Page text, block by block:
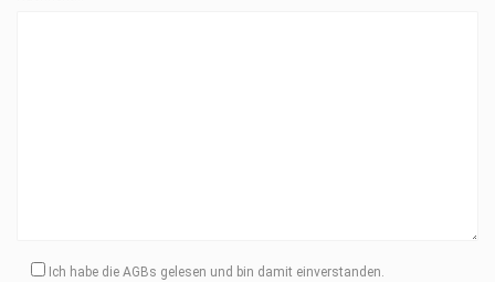
Ich habe die AGBs gelesen und bin damit einverstanden.